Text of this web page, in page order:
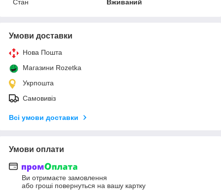
Стан
Вживаний
Умови доставки
Нова Пошта
Магазини Rozetka
Укрпошта
Самовивіз
Всі умови доставки
Умови оплати
Ви отримаєте замовлення
або гроші повернуться на вашу картку